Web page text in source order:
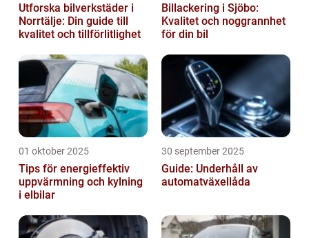
Utforska bilverkstäder i
Norrtälje: Din guide till
kvalitet och tillförlitlighet
Billackering i Sjöbo:
Kvalitet och noggrannhet
för din bil
01 oktober 2025
Tips för energieffektiv
uppvärmning och kylning
i elbilar
30 september 2025
Guide: Underhåll av
automatväxellåda